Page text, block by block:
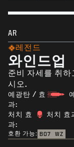
AR
레전드
와인드업
준비 자세를 취하
시오.
예광탄 / 효
과:
처치 효
과:
처치 효
호환 가능: BO7 WZ